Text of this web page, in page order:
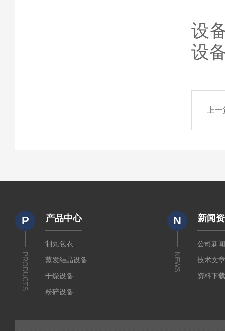
设
设
上
P
PRODUCTS
产品中心
制丸包衣
蒸发结晶设备
干燥设备
粉碎设备
N
NEWS
新闻
公司新
技术文
资料下